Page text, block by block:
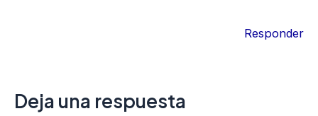
Responder
Deja una respuesta